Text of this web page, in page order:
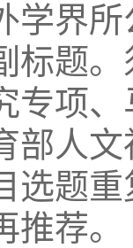
学界
标题
专项
部人
选题
推荐。